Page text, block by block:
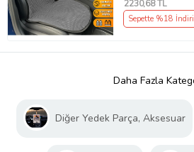
2230,68 TL
Sepette %18
Daha Fazla
Diğer Yedek Parça, Aksesuar